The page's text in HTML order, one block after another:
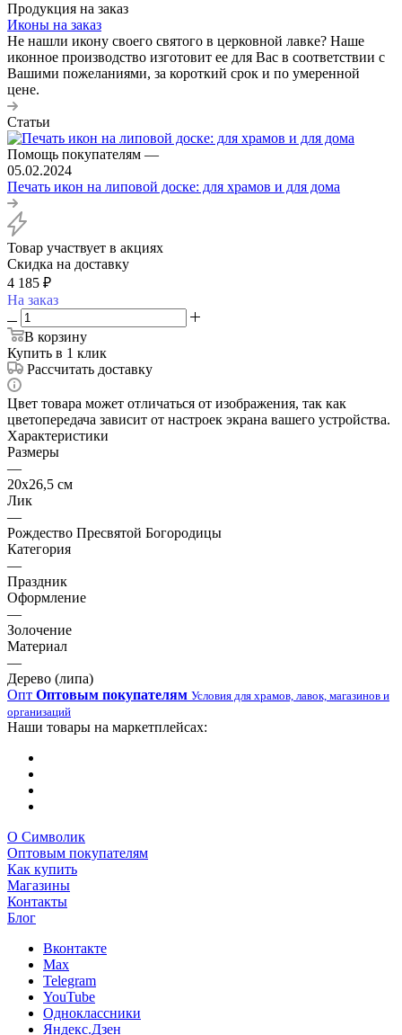
Продукция на заказ
Иконы на заказ
Не нашли икону своего святого в церковной лавке? Наше
иконное производство изготовит ее для Вас в соответствии с
Вашими пожеланиями, за короткий срок и по умеренной
цене.
Статьи
Помощь покупателям —
05.02.2024
Печать икон на липовой доске: для храмов и для дома
Товар участвует в акциях
Скидка на доставку
4 185 ₽
На заказ
В корзину
Купить в 1 клик
Рассчитать доставку
Цвет товара может отличаться от изображения, так как
цветопередача зависит от настроек экрана вашего устройства.
Характеристики
Размеры
—
20х26,5 см
Лик
—
Рождество Пресвятой Богородицы
Категория
—
Праздник
Оформление
—
Золочение
Материал
—
Дерево (липа)
Опт Оптовым покупателям Условия для храмов, лавок, магазинов и
организаций
Наши товары на маркетплейсах:
О Символик
Оптовым покупателям
Как купить
Магазины
Контакты
Блог
Вконтакте
Max
Telegram
YouTube
Одноклассники
Яндекс.Дзен